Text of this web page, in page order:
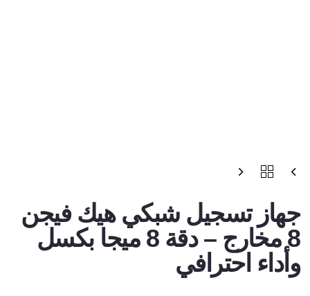
جهاز تسجيل شبكي هيك فيجن
8 مخارج – دقة 8 ميجا بكسل
وأداء احترافي